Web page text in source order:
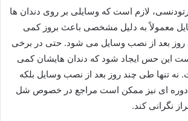
لازم است که وسایلی بر روی دندان ها
معمولاً به دلیل مشخصی باعث بروز کمی
روز بعد از نصب وسایل می شود. حتی در برخی
این حس ایجاد شود که دندان هایشان کمی
تنها طی چند روز بعد از نصب وسایل بلکه
ای نیز ممکن است مراجع در خصوص شل
نگرانی کند.